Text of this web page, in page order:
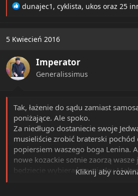
R
t
o
n
s
dunajec1 , cyklista, ukos oraz 25
5 Kwiecień 2016
Imperator
Generalissimus
Tak, łażenie do sądu zamiast
poniżające. Ale spoko.
Za niedługo dostaniecie swoje
musieliście zrobić braterski pochód
popiersiem waszego boga Lenina.
nowe kozackie sotnie zaorzą wasze
będziecie wybierać pomiędzy
Kliknij aby